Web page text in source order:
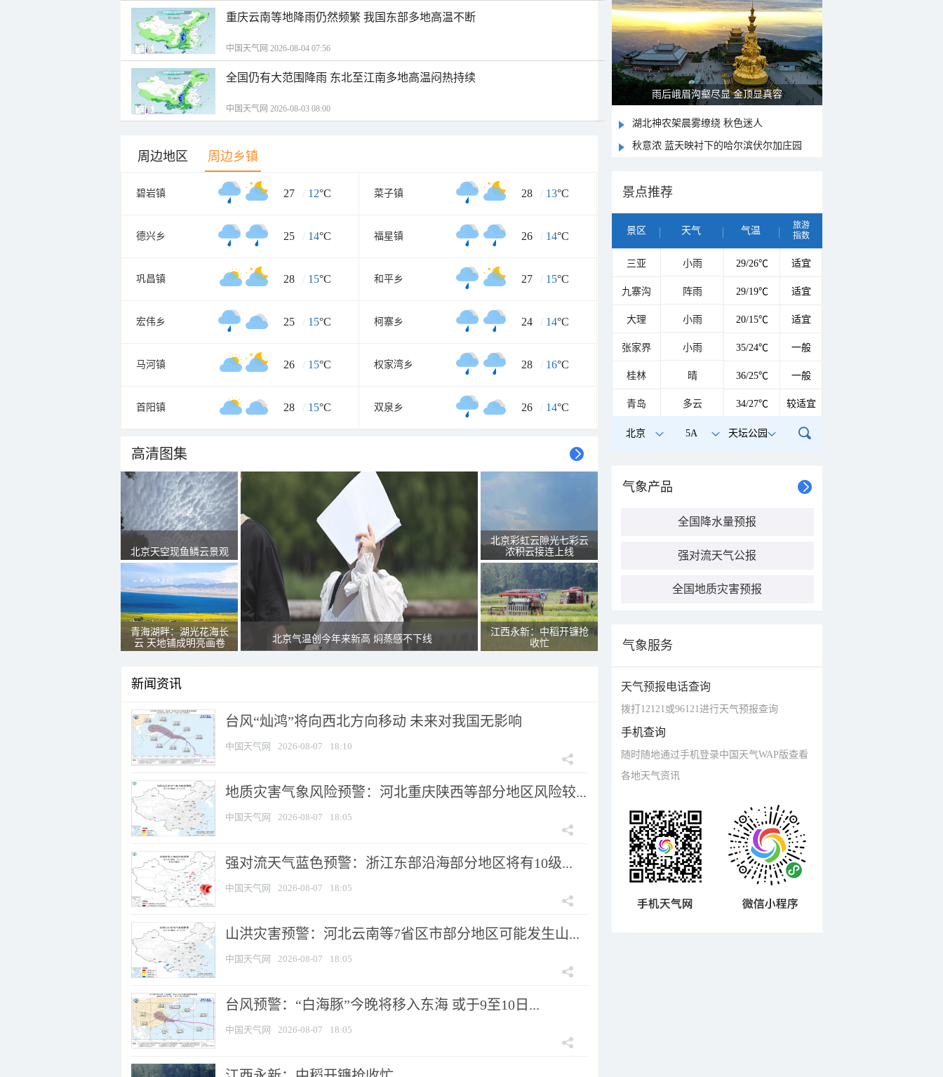
重庆云南等地降雨仍然频繁 我国东部多地高温不断
中国天气网 2026-08-04 07:56
全国仍有大范围降雨 东北至江南多地高温闷热持续
中国天气网 2026-08-03 08:00
周边地区 周边乡镇
碧岩镇 27 / 12°C 菜子镇 28 / 13°C
德兴乡 25 / 14°C 福星镇 26 / 14°C
巩昌镇 28 / 15°C 和平乡 27 / 15°C
宏伟乡 25 / 15°C 柯寨乡 24 / 14°C
马河镇 26 / 15°C 权家湾乡 28 / 16°C
首阳镇 28 / 15°C 双泉乡 26 / 14°C
高清图集
北京天空现鱼鳞云景观
青海湖畔：湖光花海长
云 天地铺成明亮画卷
北京气温创今年来新高 焖蒸感不下线
北京彩虹云隙光七彩云
浓积云接连上线
江西永新：中稻开镰抢
收忙
新闻资讯
台风“灿鸿”将向西北方向移动 未来对我国无影响
中国天气网 2026-08-07 18:10
地质灾害气象风险预警：河北重庆陕西等部分地区风险较...
中国天气网 2026-08-07 18:05
强对流天气蓝色预警：浙江东部沿海部分地区将有10级...
中国天气网 2026-08-07 18:05
山洪灾害预警：河北云南等7省区市部分地区可能发生山...
中国天气网 2026-08-07 18:05
台风预警：“白海豚”今晚将移入东海 或于9至10日...
中国天气网 2026-08-07 18:05
雨后峨眉沟壑尽显 金顶显真容
湖北神农架晨雾缭绕 秋色迷人
秋意浓 蓝天映衬下的哈尔滨伏尔加庄园
景点推荐
景区 天气 气温
旅游
指数
三亚 小雨 29/26℃ 适宜
九寨沟 阵雨 29/19℃ 适宜
大理 小雨 20/15℃ 适宜
张家界 小雨 35/24℃ 一般
桂林 晴 36/25℃ 一般
青岛 多云 34/27℃ 较适宜
北京 5A 天坛公园
气象产品
全国降水量预报
强对流天气公报
全国地质灾害预报
气象服务
天气预报电话查询
拨打12121或96121进行天气预报查询
手机查询
随时随地通过手机登录中国天气WAP版查看
各地天气资讯